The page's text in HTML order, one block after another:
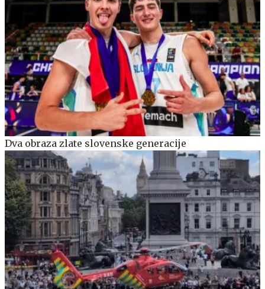
Dva obraza zlate slovenske generacije